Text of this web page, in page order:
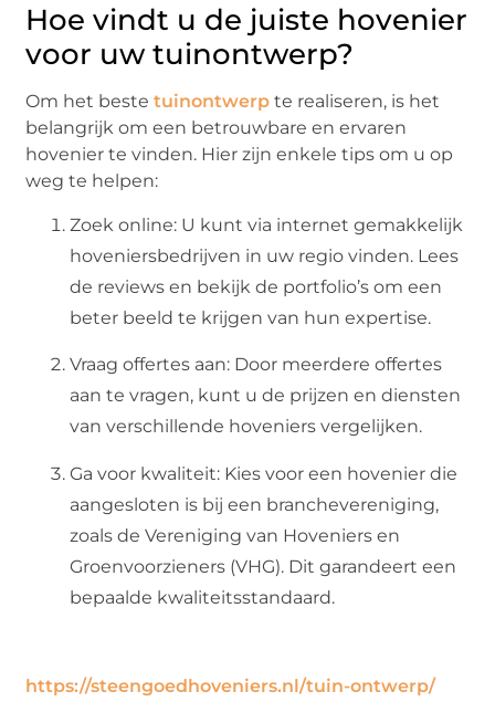
Hoe vindt u de juiste hovenier
voor uw tuinontwerp?
Om het bestetuinontwerp te realiseren, is het
belangrijk om een betrouwbare en ervaren
hovenier te vinden. Hier zijn enkele tips om u op
weg te helpen:
Zoek online: U kunt via internet gemakkelijk
hoveniersbedrijven in uw regio vinden. Lees
de reviews en bekijk de portfolio’s om een
beter beeld te krijgen van hun expertise.
Vraag offertes aan: Door meerdere offertes
aan te vragen, kunt u de prijzen en diensten
van verschillende hoveniers vergelijken.
Ga voor kwaliteit: Kies voor een hovenier die
aangesloten is bij een branchevereniging,
zoals de Vereniging van Hoveniers en
Groenvoorzieners (VHG). Dit garandeert een
bepaalde kwaliteitsstandaard.
https://steengoedhoveniers.nl/tuin-ontwerp/